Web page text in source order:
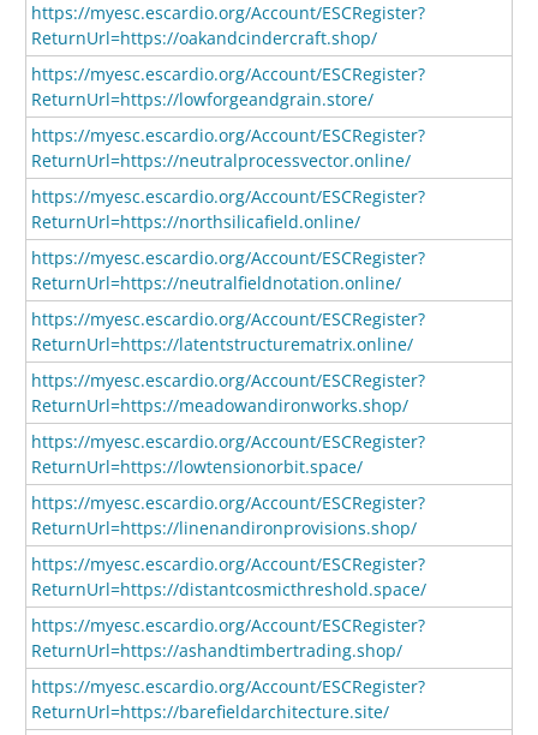
https://myesc.escardio.org/Account/ESCRegister?
ReturnUrl=https://oakandcindercraft.shop/
https://myesc.escardio.org/Account/ESCRegister?
ReturnUrl=https://lowforgeandgrain.store/
https://myesc.escardio.org/Account/ESCRegister?
ReturnUrl=https://neutralprocessvector.online/
https://myesc.escardio.org/Account/ESCRegister?
ReturnUrl=https://northsilicafield.online/
https://myesc.escardio.org/Account/ESCRegister?
ReturnUrl=https://neutralfieldnotation.online/
https://myesc.escardio.org/Account/ESCRegister?
ReturnUrl=https://latentstructurematrix.online/
https://myesc.escardio.org/Account/ESCRegister?
ReturnUrl=https://meadowandironworks.shop/
https://myesc.escardio.org/Account/ESCRegister?
ReturnUrl=https://lowtensionorbit.space/
https://myesc.escardio.org/Account/ESCRegister?
ReturnUrl=https://linenandironprovisions.shop/
https://myesc.escardio.org/Account/ESCRegister?
ReturnUrl=https://distantcosmicthreshold.space/
https://myesc.escardio.org/Account/ESCRegister?
ReturnUrl=https://ashandtimbertrading.shop/
https://myesc.escardio.org/Account/ESCRegister?
ReturnUrl=https://barefieldarchitecture.site/